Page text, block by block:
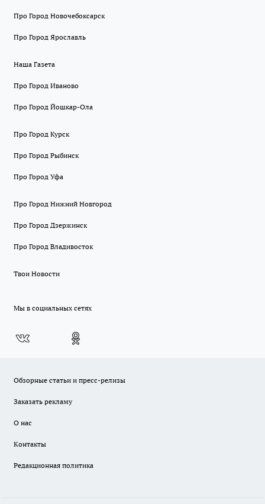
Про Город Новочебоксарск
Про Город Ярославль
Наша Газета
Про Город Иваново
Про Город Йошкар-Ола
Про Город Курск
Про Город Рыбинск
Про Город Уфа
Про Город Нижний Новгород
Про Город Дзержинск
Про Город Владивосток
Твои Новости
Мы в социальных сетях
Обзорные статьи и пресс-релизы
Заказать рекламу
О нас
Контакты
Редакционная политика